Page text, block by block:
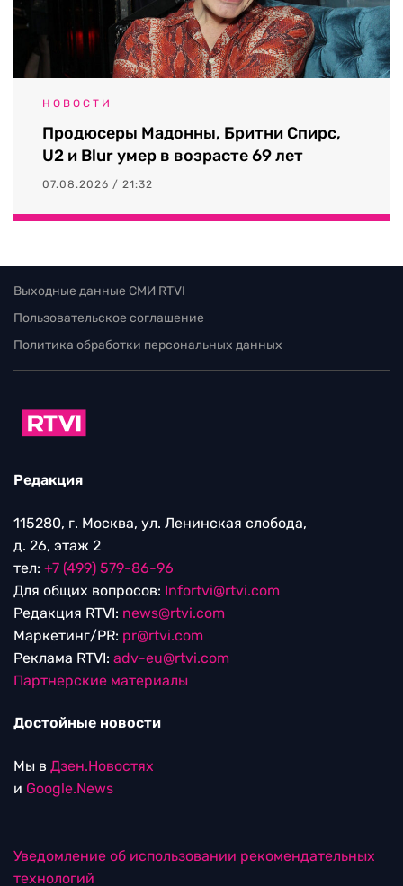
НОВОСТИ
Продюсеры Мадонны, Бритни Спирс,
U2 и Blur умер в возрасте 69 лет
07.08.2026 / 21:32
Выходные данные СМИ RTVI
Пользовательское соглашение
Политика обработки персональных данных
Редакция
115280, г. Москва, ул. Ленинская слобода,
д. 26, этаж 2
тел: +7 (499) 579-86-96
Для общих вопросов: Infortvi@rtvi.com
Редакция RTVI: news@rtvi.com
Маркетинг/PR: pr@rtvi.com
Реклама RTVI: adv-eu@rtvi.com
Партнерские материалы
Достойные новости
Мы в Дзен.Новостях
и Google.News
Уведомление об использовании рекомендательных
технологий